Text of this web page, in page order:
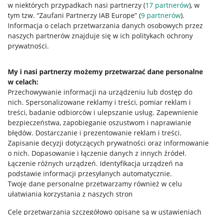
w niektórych przypadkach nasi partnerzy (17 partnerów), w
tym tzw. “Zaufani Partnerzy IAB Europe” (9 partnerów).
Informacja o celach przetwarzania danych osobowych przez
naszych partnerów znajduje się w ich politykach ochrony
prywatności.
My i nasi partnerzy możemy przetwarzać dane personalne
w celach:
Przechowywanie informacji na urządzeniu lub dostęp do
nich. Spersonalizowane reklamy i treści, pomiar reklam i
treści, badanie odbiorców i ulepszanie usług. Zapewnienie
bezpieczeństwa, zapobieganie oszustwom i naprawianie
błędów. Dostarczanie i prezentowanie reklam i treści.
Zapisanie decyzji dotyczących prywatności oraz informowanie
o nich. Dopasowanie i łączenie danych z innych źródeł.
Łączenie różnych urządzeń. Identyfikacja urządzeń na
podstawie informacji przesyłanych automatycznie.
Twoje dane personalne przetwarzamy również w celu
ułatwiania korzystania z naszych stron
Cele przetwarzania szczegółowo opisane są w ustawieniach
Przydatne informacje
Jak to działa
Allegro Gadane dla sprzedających
Allegro Gadane dla kupujących
Mapa miejscowości
Informacje prawne
Regulamin
Polityka plików "cookies"
Ustawienia plików "cookies"
Udostępnianie lokalizacji